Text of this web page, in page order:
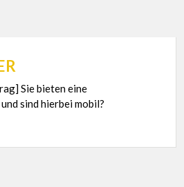
Sie bieten eine
sind hierbei mobil?